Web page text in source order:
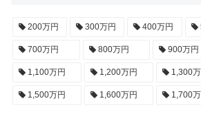
200万円 300万円 400万円
700万円 800万円 900万円
1,100万円 1,200万円 1,300
1,500万円 1,600万円 1,700